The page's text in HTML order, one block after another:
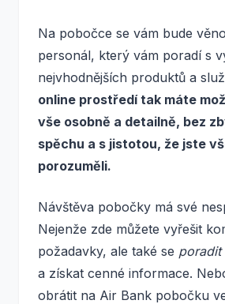
Na pobočce se vám bude
personál, který vám poradí s
nejvhodnějších produktů a
online prostředí tak máte
vše osobně a detailně, bez
spěchu a s jistotou, že jste
porozuměli.
Návštěva pobočky má své
Nejenže zde můžete vyřešit
požadavky, ale také se poradit
a získat cenné informace.
obrátit na Air Bank pobočku